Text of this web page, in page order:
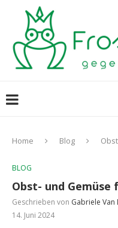
Home Blog
BLOG
Obst- und Gemüse
Geschrieben von Gabriele Van
14. Juni 2024